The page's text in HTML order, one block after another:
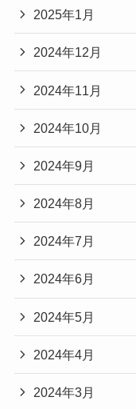
2025年1月
2024年12月
2024年11月
2024年10月
2024年9月
2024年8月
2024年7月
2024年6月
2024年5月
2024年4月
2024年3月